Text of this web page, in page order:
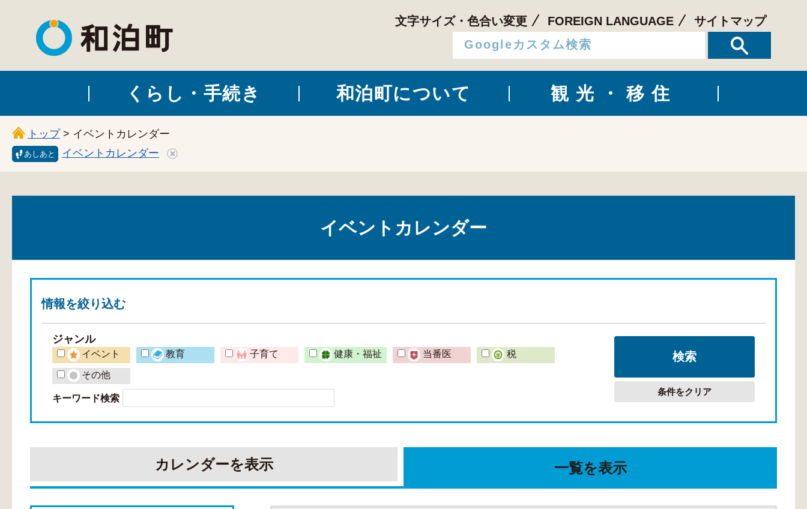
和泊町
文字サイズ・色合い変更 FOREIGN LANGUAGE サイトマップ
くらし・手続き 和泊町について 観光・移住
トップ> イベントカレンダー
あしあと イベントカレンダー
イベントカレンダー
情報を絞り込む
ジャンル
イベント 教育 子育て 健康・福祉 当番医
税
その他
キーワード検索
条件をクリア
カレンダーを表示 一覧を表示